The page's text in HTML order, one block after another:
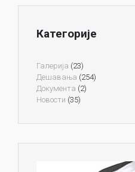
Категорије
Галерија (23)
Дешавања (254)
Документа (2)
Новости (35)